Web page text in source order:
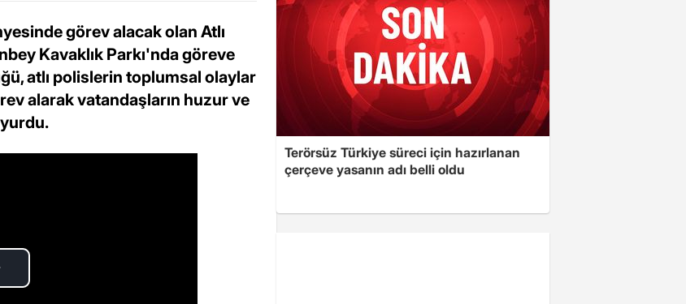
görev alacak olan Atlı
Kavaklık Parkı'nda göreve
atlı polislerin toplumsal olaylar
alarak vatandaşların huzur ve
Terörsüz Türkiye süreci için hazırlanan
çerçeve yasanın adı belli oldu